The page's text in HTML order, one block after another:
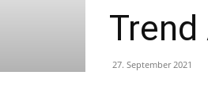
27. September 2021